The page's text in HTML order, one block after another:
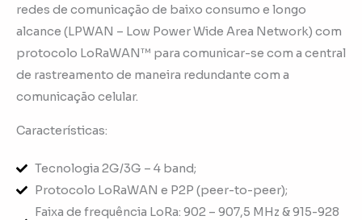
redes de comunicação de baixo consumo e longo
alcance (LPWAN – Low Power Wide Area Network) com
protocolo LoRaWAN™ para comunicar-se com a central
de rastreamento de maneira redundante com a
comunicação celular.
Características:
Tecnologia 2G/3G – 4 band;
Protocolo LoRaWAN e P2P (peer-to-peer);
Faixa de frequência LoRa: 902 – 907,5 MHz & 915-928